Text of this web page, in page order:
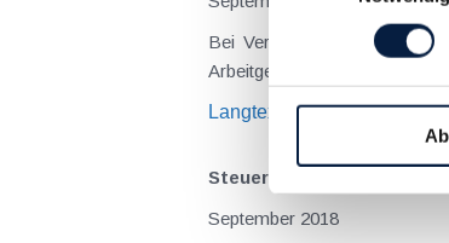
Bei
Arbeitgebers nur zur
Langtext
empfehlen
Steuertermine für
September 2018